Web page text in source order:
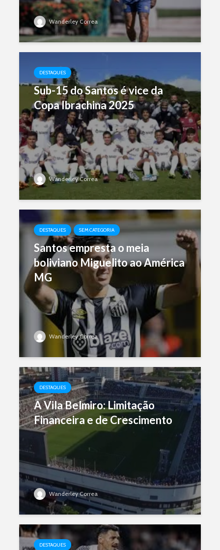
Wanderley Correa
DESTAQUES
Sub-15 do Santos é vice da
Copa Ibrachina 2025
Wanderley Correa
DESTAQUES SEM CATEGORIA
Santos empresta o meia
boliviano Miguelito ao América
MG
Wanderley Correa
DESTAQUES
A Vila Belmiro: Limitação
Financeira e de Crescimento
Wanderley Correa
DESTAQUES